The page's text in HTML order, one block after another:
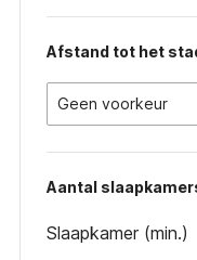
Afstand tot het
Geen voorkeur
Aantal
Slaapkamer (min.)